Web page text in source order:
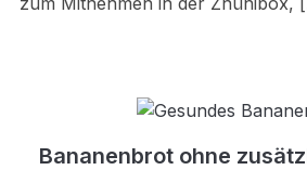
Bananenbrot ohne